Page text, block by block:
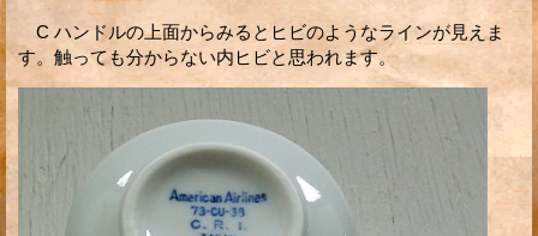
C ハンドルの上面からみるとヒビのようなラインが見えま
す。触っても分からない内ヒビと思われます。